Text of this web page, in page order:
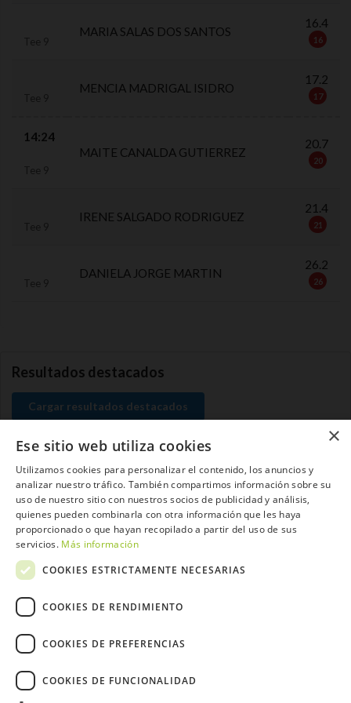
MARIA SALAS DOS SANTOS
16.4
16
MENCIA MADRIGAL ISIDRO
17.2
17
14:24
MAITE CANALDA GUTIERREZ
20.7
20
IRENE SALGADO RODRIGUEZ
21.4
21
DANIELA JORGE MARTIN
26.2
26
Resultados destacados
Cargar resultados destacados
Contacta con el equipo de NextCaddy
Opina Contacta
×
Ese sitio web utiliza cookies
Utilizamos cookies para personalizar el contenido, los anuncios y
analizar nuestro tráfico. También compartimos información sobre su
uso de nuestro sitio con nuestros socios de publicidad y análisis,
quienes pueden combinarla con otra información que les haya
proporcionado o que hayan recopilado a partir del uso de sus
servicios. Más información
COOKIES ESTRICTAMENTE NECESARIAS
COOKIES DE RENDIMIENTO
COOKIES DE PREFERENCIAS
COOKIES DE FUNCIONALIDAD